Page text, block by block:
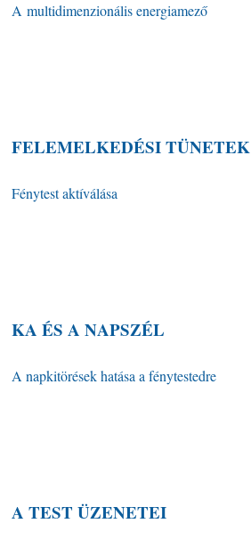
A multidimenzionális energiamező
FELEMELKEDÉSI TÜNETEK
Fénytest aktíválása
KA ÉS A NAPSZÉL
A napkitörések hatása a fénytestedre
A TEST ÜZENETEI